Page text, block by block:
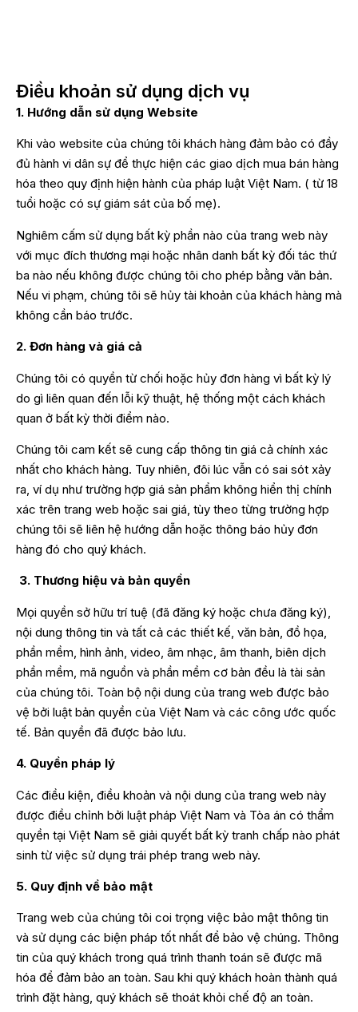
Điều khoản sử dụng dịch vụ
1. Hướng dẫn sử dụng Website
Khi vào website của chúng tôi khách hàng đảm bảo có đầy
đủ hành vi dân sự để thực hiện các giao dịch mua bán hàng
hóa theo quy định hiện hành của pháp luật Việt Nam. ( từ 18
tuổi hoặc có sự giám sát của bố mẹ).
Nghiêm cấm sử dụng bất kỳ phần nào của trang web này
với mục đích thương mại hoặc nhân danh bất kỳ đối tác thứ
ba nào nếu không được chúng tôi cho phép bằng văn bản.
Nếu vi phạm, chúng tôi sẽ hủy tài khoản của khách hàng mà
không cần báo trước.
2. Đơn hàng và giá cả
Chúng tôi có quyền từ chối hoặc hủy đơn hàng vì bất kỳ lý
do gì liên quan đến lỗi kỹ thuật, hệ thống một cách khách
quan ở bất kỳ thời điểm nào.
Chúng tôi cam kết sẽ cung cấp thông tin giá cả chính xác
nhất cho khách hàng. Tuy nhiên, đôi lúc vẫn có sai sót xảy
ra, ví dụ như trường hợp giá sản phẩm không hiển thị chính
xác trên trang web hoặc sai giá, tùy theo từng trường hợp
chúng tôi sẽ liên hệ hướng dẫn hoặc thông báo hủy đơn
hàng đó cho quý khách.
3. Thương hiệu và bản quyền
Mọi quyền sở hữu trí tuệ (đã đăng ký hoặc chưa đăng ký),
nội dung thông tin và tất cả các thiết kế, văn bản, đồ họa,
phần mềm, hình ảnh, video, âm nhạc, âm thanh, biên dịch
phần mềm, mã nguồn và phần mềm cơ bản đều là tài sản
của chúng tôi. Toàn bộ nội dung của trang web được bảo
vệ bởi luật bản quyền của Việt Nam và các công ước quốc
tế. Bản quyền đã được bảo lưu.
4. Quyền pháp lý
Các điều kiện, điều khoản và nội dung của trang web này
được điều chỉnh bởi luật pháp Việt Nam và Tòa án có thẩm
quyền tại Việt Nam sẽ giải quyết bất kỳ tranh chấp nào phát
sinh từ việc sử dụng trái phép trang web này.
5. Quy định về bảo mật
Trang web của chúng tôi coi trọng việc bảo mật thông tin
và sử dụng các biện pháp tốt nhất để bảo vệ chúng. Thông
tin của quý khách trong quá trình thanh toán sẽ được mã
hóa để đảm bảo an toàn. Sau khi quý khách hoàn thành quá
trình đặt hàng, quý khách sẽ thoát khỏi chế độ an toàn.